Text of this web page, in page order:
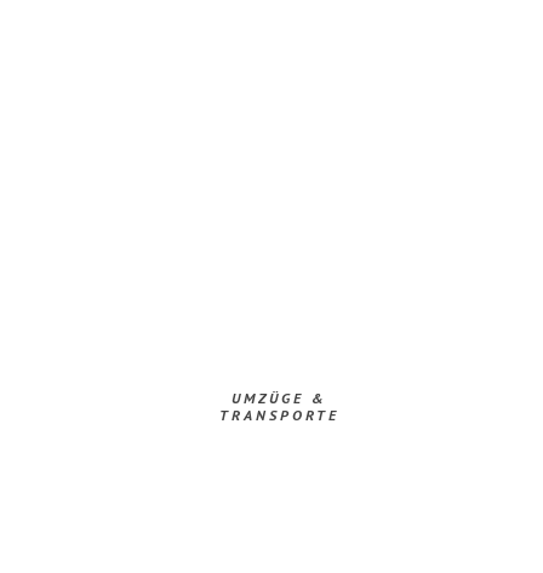
UMZÜGE &
TRANSPORTE